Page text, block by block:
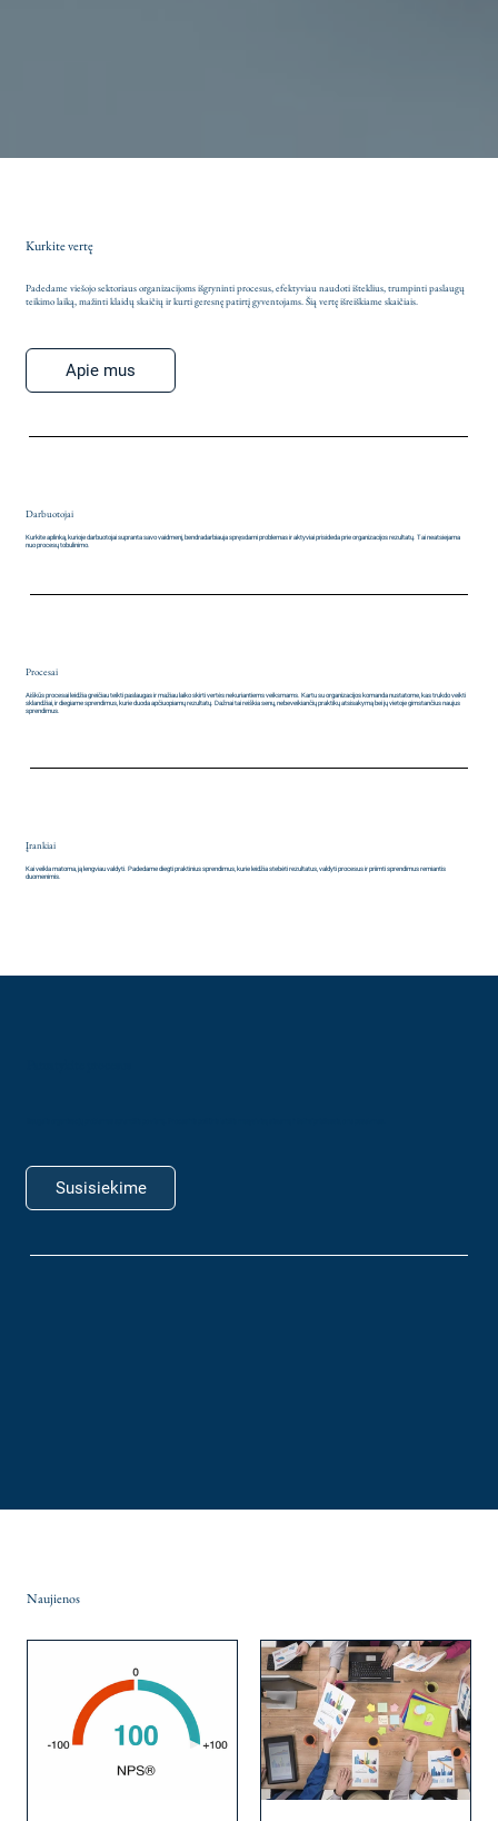
Kurkite vertę
Padedame viešojo sektoriaus organizacijoms išgryninti procesus, efektyviau naudoti išteklius, trumpinti paslaugų
teikimo laiką, mažinti klaidų skaičių ir kurti geresnę patirtį gyventojams. Šią vertę išreiškiame skaičiais.
Apie mus
Procesai
Aiškūs procesai leidžia greičiau teikti paslaugas ir mažiau laiko skirti vertės nekuriantiems veiksmams. Kartu su organizacijos komanda nustatome, kas trukdo veikti
sklandžiai, ir diegiame sprendimus, kurie duoda apčiuopiamų rezultatų. Dažnai tai reiškia senų, nebeveikiančių praktikų atsisakymą bei jų vietoje gimstančius naujus
sprendimus.
Darbuotojai
Kurkite aplinką, kurioje darbuotojai supranta savo vaidmenį, bendradarbiauja spręsdami problemas ir aktyviai prisideda prie organizacijos rezultatų. Tai neatsiejama
nuo procesų tobulinimo.
Įrankiai
Kai veikla matoma, ją lengviau valdyti. Padedame diegti praktinius sprendimus, kurie leidžia stebėti rezultatus, valdyti procesus ir priimti sprendimus remiantis
duomenimis.
Susisiekime
Naujienos